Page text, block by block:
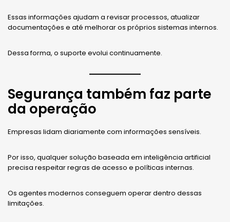
Essas informações ajudam a revisar processos, atualizar
documentações e até melhorar os próprios sistemas internos.
Dessa forma, o suporte evolui continuamente.
Segurança também faz parte
da operação
Empresas lidam diariamente com informações sensíveis.
Por isso, qualquer solução baseada em inteligência artificial
precisa respeitar regras de acesso e políticas internas.
Os agentes modernos conseguem operar dentro dessas
limitações.